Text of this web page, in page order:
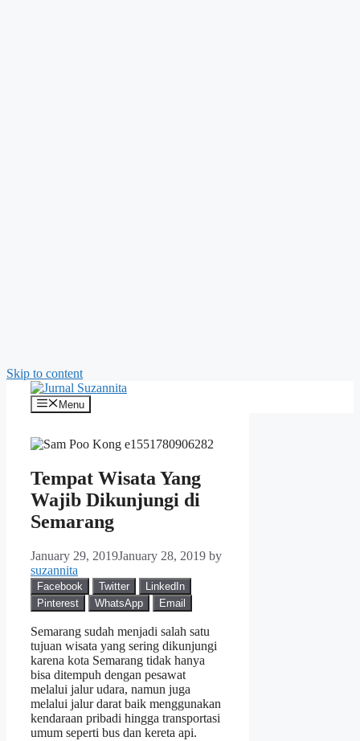
Skip to content
Menu
Tempat Wisata Yang
Wajib Dikunjungi di
Semarang
January 29, 2019January 28, 2019 by
suzannita
Facebook Twitter
LinkedIn
Pinterest
WhatsApp Email
Semarang sudah menjadi salah satu
tujuan wisata yang sering dikunjungi
karena kota Semarang tidak hanya
bisa ditempuh dengan pesawat
melalui jalur udara, namun juga
melalui jalur darat baik menggunakan
kendaraan pribadi hingga transportasi
umum seperti bus dan kereta api.